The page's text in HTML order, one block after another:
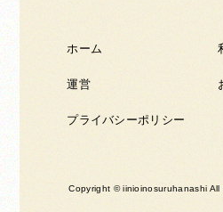
ホーム
運営
プライバシーポリシー
Copyright © iinioinosuruhanashi All